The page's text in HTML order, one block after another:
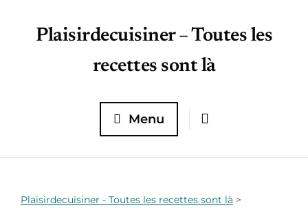
Plaisirdecuisiner – Toutes les
recettes sont là
Menu
Plaisirdecuisiner - Toutes les recettes sont là >